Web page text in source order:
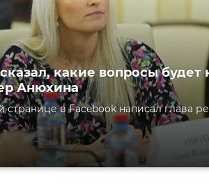
какие вопросы будет
Анюхина
странице в Facebook написал глава